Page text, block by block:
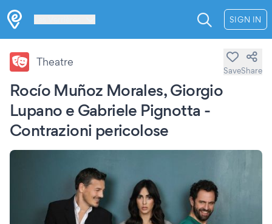
SIGN IN
Rocío Muñoz Morales, Giorgio
Lupano e Gabriele Pignotta -
Contrazioni pericolose
Theatre
SaveShare